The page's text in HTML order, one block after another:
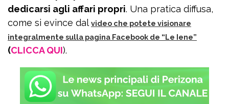
dedicarsi agli affari propri. Una pratica diffusa,
come si evince dal video che potete visionare
integralmente sulla pagina Facebook de “Le Iene”
(CLICCA QUI).